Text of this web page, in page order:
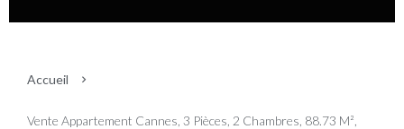
Accueil
Vente Appartement Cannes, 3 Pièces, 2 Chambres, 88.73 M²,